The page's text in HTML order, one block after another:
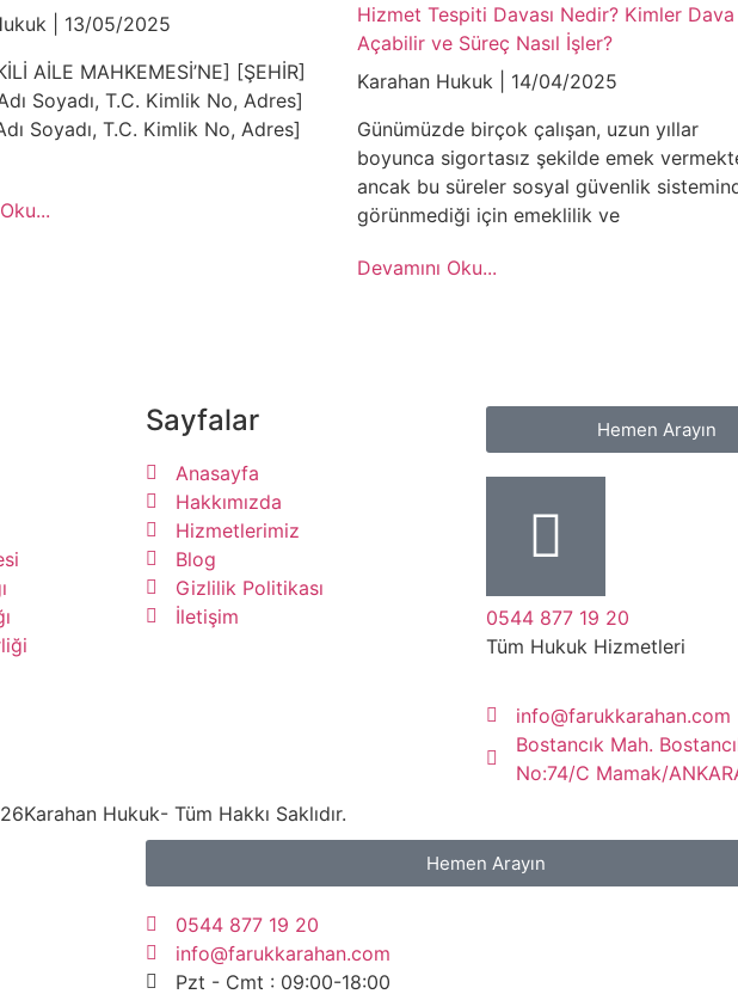
13/05/2025
AİLE MAHKEMESİ’NE] [ŞEHİR]
Soyadı, T.C. Kimlik No, Adres]
Soyadı, T.C. Kimlik No, Adres]
Hizmet Tespiti Davası Nedir? Kimler Dava
Açabilir ve Süreç Nasıl İşler?
Karahan Hukuk
14/04/2025
Günümüzde birçok çalışan, uzun yıllar
boyunca sigortasız şekilde emek
ancak bu süreler sosyal güvenlik
görünmediği için emeklilik ve
Devamını Oku...
Sayfalar
Anasayfa
Hakkımızda
Hizmetlerimiz
Blog
Gizlilik Politikası
İletişim
Hemen Arayın
0544 877 19 20
Tüm Hukuk Hizmetleri
info@farukkarahan.com
Bostancık Mah.
No:74/C Mamak/
Karahan Hukuk- Tüm Hakkı Saklıdır.
Hemen Arayın
0544 877 19 20
info@farukkarahan.com
Pzt - Cmt : 09:00-18:00